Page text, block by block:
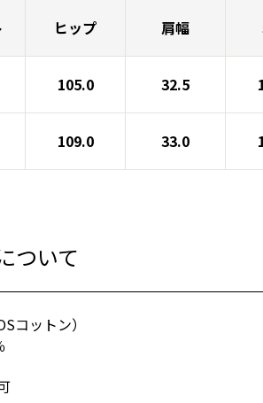
ヒップ 肩幅
105.0 32.5
109.0 33.0
ついて
コットン）